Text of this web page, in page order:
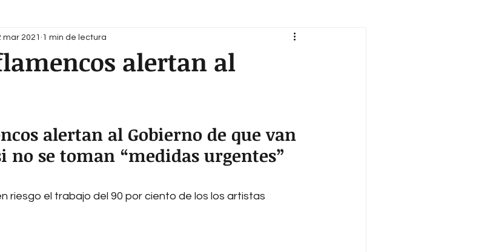
alertan al
mar 2021 1 min de lectura
alertan al Gobierno de que van
no se toman “medidas urgentes”
riesgo el trabajo del 90 por ciento de los los artistas